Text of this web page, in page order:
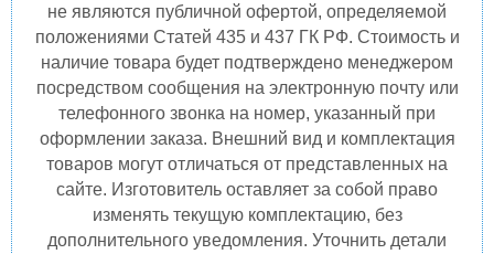
не являются публичной офертой, определяемой
положениями Статей 435 и 437 ГК РФ. Стоимость и
наличие товара будет подтверждено менеджером
посредством сообщения на электронную почту или
телефонного звонка на номер, указанный при
оформлении заказа. Внешний вид и комплектация
товаров могут отличаться от представленных на
сайте. Изготовитель оставляет за собой право
изменять текущую комплектацию, без
дополнительного уведомления. Уточнить детали